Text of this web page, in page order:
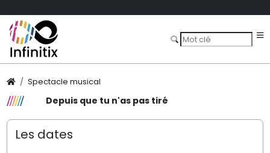
Spectacle musical
Depuis que tu n'as pas tiré
Les dates